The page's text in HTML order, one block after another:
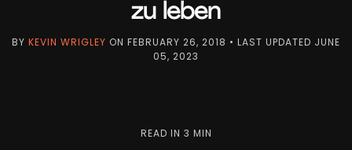
zu leben
BY KEVIN WRIGLEY ON FEBRUARY 26, 2018
READ IN 3 MIN
• LAST UPDATED JUNE
05, 2023